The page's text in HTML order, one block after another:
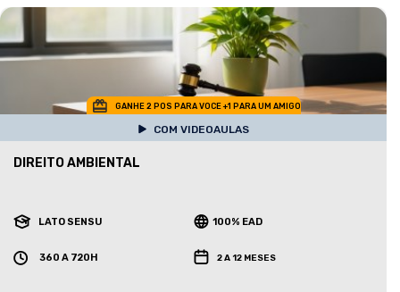
GANHE 2 POS PARA VOCE +1 PARA UM AMIGO
COM VIDEOAULAS
DIREITO AMBIENTAL
LATO SENSU 100% EAD
360 A 720H 2 A 12 MESES